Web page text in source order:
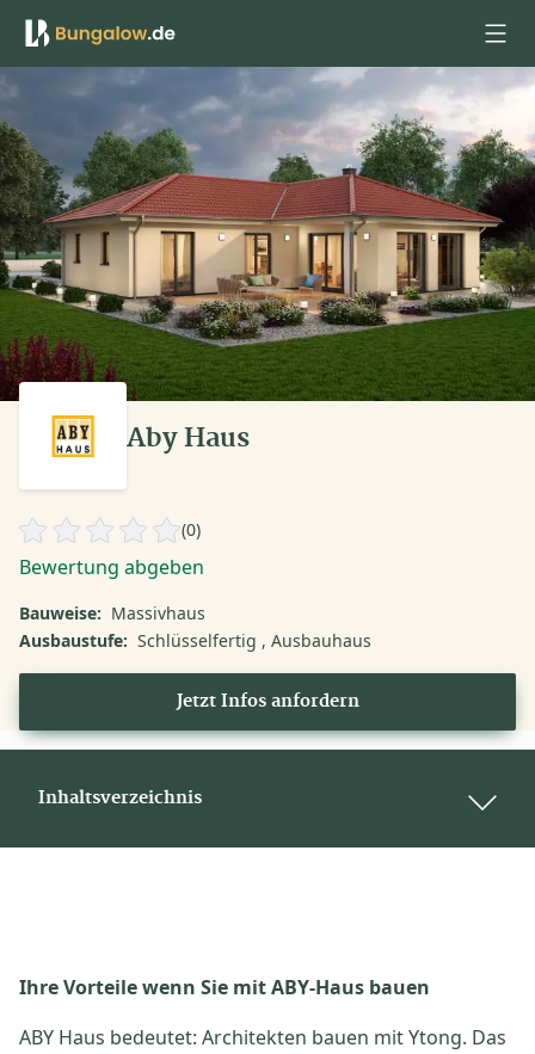
Anmelden
Aby Haus
(0)
Bewertung abgeben
Bauweise: Massivhaus
Ausbaustufe: Schlüsselfertig Ausbauhaus
Jetzt Infos anfordern
Inhaltsverzeichnis
Ihre Vorteile wenn Sie mit ABY-Haus bauen
ABY Haus bedeutet: Architekten bauen mit Ytong. Das